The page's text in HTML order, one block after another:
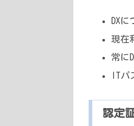
DX
現在
常に
ITパ
認定